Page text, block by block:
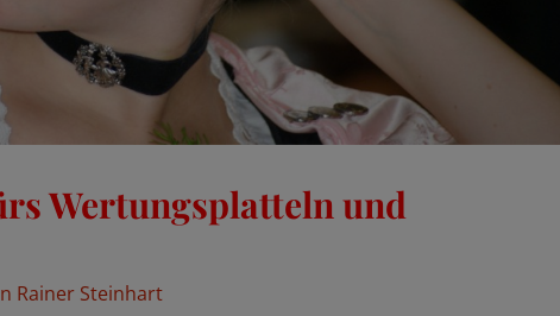
Wertungsplatteln und
Rainer Steinhart